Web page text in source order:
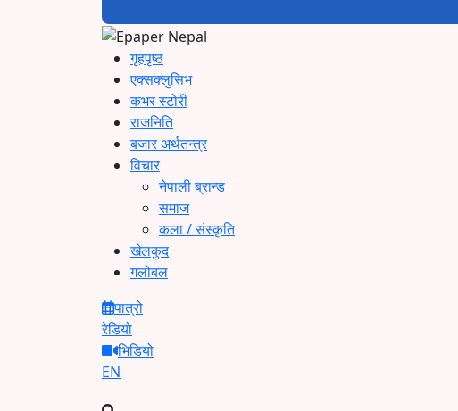
गृहपृष्ठ
एक्सक्लुसिभ
कभर स्टोरी
राजनिति
बजार अर्थतन्त्र
विचार
नेपाली ब्रान्ड
समाज
कला / संस्कृति
खेलकुद
गलोबल
पात्रो
रेडियो
भिडियो
EN